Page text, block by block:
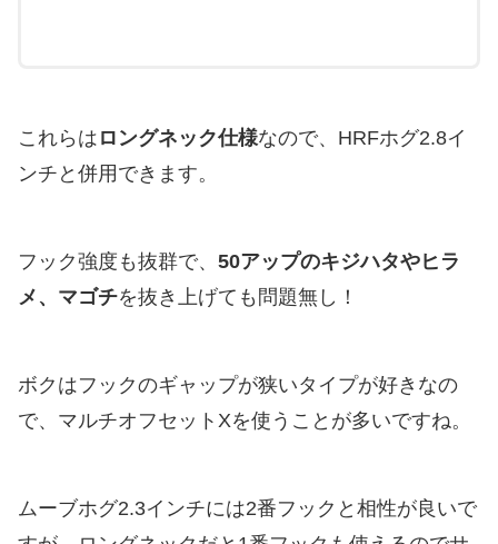
これらは ロングネック仕様なので、HRFホグ2.8イ
ンチと併用できます。
フック強度も抜群で、 50アップのキジハタやヒラ
メ、マゴチを抜き上げても問題無し！
ボクはフックのギャップが狭いタイプが好きなの
で、マルチオフセットXを使うことが多いですね。
ムーブホグ2.3インチには2番フックと相性が良いで